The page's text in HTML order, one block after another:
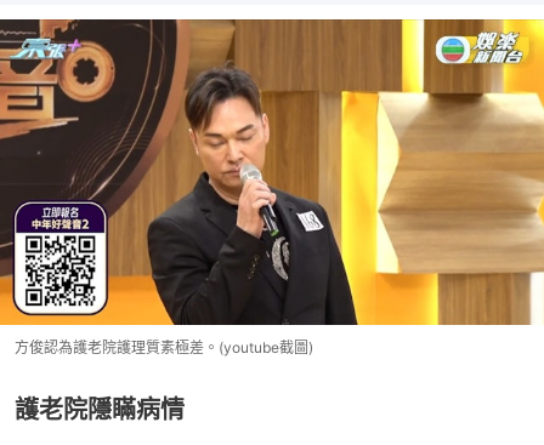
方俊認為護老院護理質素極差。(youtube截圖)
護老院隱瞞病情